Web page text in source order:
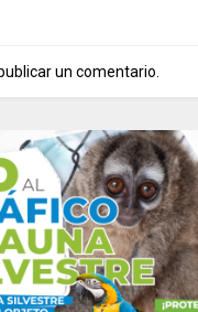
un comentario.